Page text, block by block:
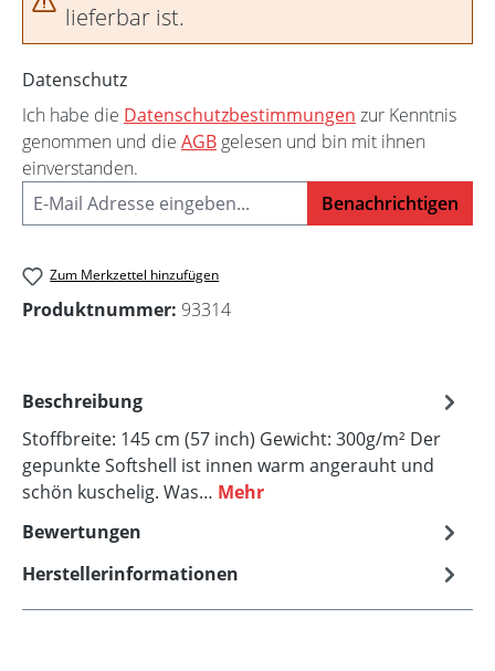
lieferbar ist.
Datenschutz
Ich habe die Datenschutzbestimmungen zur Kenntnis
genommen und die AGB gelesen und bin mit ihnen
einverstanden.
Benachrichtigen
Zum Merkzettel hinzufügen
Produktnummer: 93314
Beschreibung
Stoffbreite: 145 cm (57 inch) Gewicht: 300g/m² Der
gepunkte Softshell ist innen warm angerauht und
schön kuschelig. Was… Mehr
Bewertungen
Herstellerinformationen